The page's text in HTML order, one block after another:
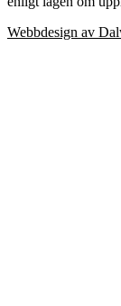
Webbdesign av